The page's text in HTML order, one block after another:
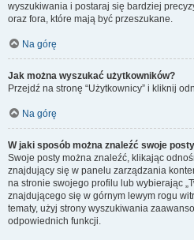
wyszukiwania i postaraj się bardziej
oraz fora, które mają być przeszukane.
Na górę
Jak można wyszukać użytkowników?
Przejdź na stronę “Użytkownicy” i kliknij
Na górę
W jaki sposób można znaleźć swoje
Swoje posty można znaleźć, klikając
znajdujący się w panelu zarządzania
na stronie swojego profilu lub wybierając
znajdującego się w górnym lewym rogu
tematy, użyj strony wyszukiwania
odpowiednich funkcji.